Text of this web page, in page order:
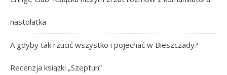
nastolatka
A gdyby tak rzucić wszystko i pojechać w Bieszczady?
Recenzja książki „Szeptun”